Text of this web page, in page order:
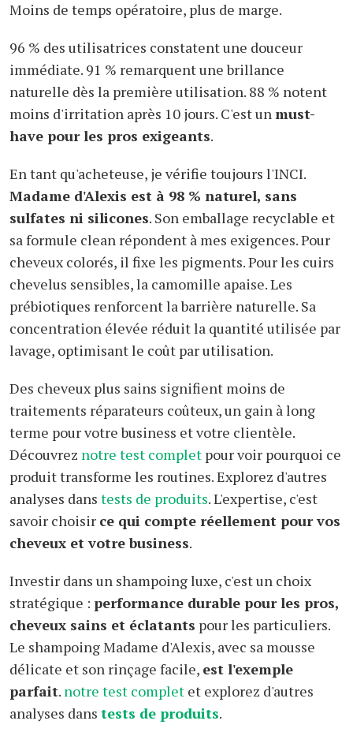
Moins de temps opératoire, plus de marge.
96 % des utilisatrices constatent une douceur
immédiate. 91 % remarquent une brillance
naturelle dès la première utilisation. 88 % notent
moins d'irritation après 10 jours. C'est unmust-
have pour les pros exigeants.
En tant qu'acheteuse, je vérifie toujours l'INCI.
Madame d'Alexis est à 98 % naturel, sans
sulfates ni silicones. Son emballage recyclable et
sa formule clean répondent à mes exigences. Pour
cheveux colorés, il fixe les pigments. Pour les cuirs
chevelus sensibles, la camomille apaise. Les
prébiotiques renforcent la barrière naturelle. Sa
concentration élevée réduit la quantité utilisée par
lavage, optimisant le coût par utilisation.
Des cheveux plus sains signifient moins de
traitements réparateurs coûteux, un gain à long
terme pour votre business et votre clientèle.
Découvrez notre test complet pour voir pourquoi ce
produit transforme les routines. Explorez d'autres
analyses dans tests de produits. L'expertise, c'est
savoir choisir ce qui compte réellement pour vos
cheveux et votre business.
Investir dans un shampoing luxe, c'est un choix
stratégique : performance durable pour les pros,
cheveux sains et éclatants pour les particuliers.
Le shampoing Madame d'Alexis, avec sa mousse
délicate et son rinçage facile, est l'exemple
parfait. notre test complet et explorez d'autres
analyses dans tests de produits.